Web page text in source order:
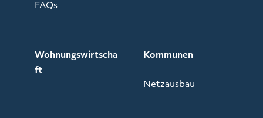
FAQs
Wohnungswirtscha
ft
Kommunen
Netzausbau